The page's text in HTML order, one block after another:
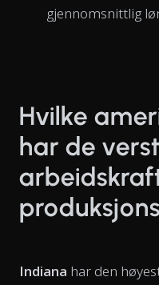
gjennomsnittlig
Hvilke
har de
Indiana har den